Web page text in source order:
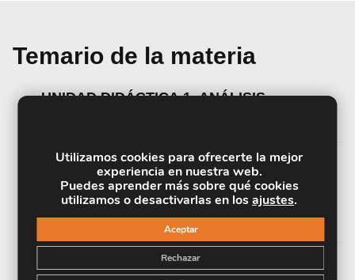
Temario de la materia
UNIDAD DIDÁCTICA 1. ANÁLISIS
UNIDAD DIDÁCTICA 2. DEFINICIÓN Y
DELIMITACIÓN DEL MERCADO
RELEVANTE
Utilizamos cookies para ofrecerte la mejor
experiencia en nuestra web.
Puedes aprender más sobre qué cookies
utilizamos o desactivarlas en losajustes.
Aceptar
Rechazar